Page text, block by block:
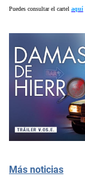
Puedes consultar el cartel aquí
Más noticias